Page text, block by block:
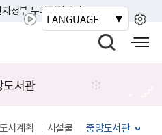
정부 누리집입니다.
도서관
시계획 시설물 중앙도서관
LANGUAGE